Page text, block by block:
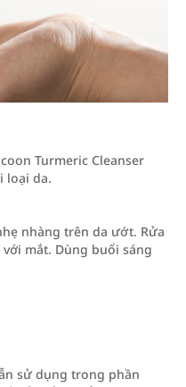
Turmeric Cleanser
loại da.
nhàng trên da ướt. Rửa
mắt. Dùng buổi sáng
sử dụng trong phần